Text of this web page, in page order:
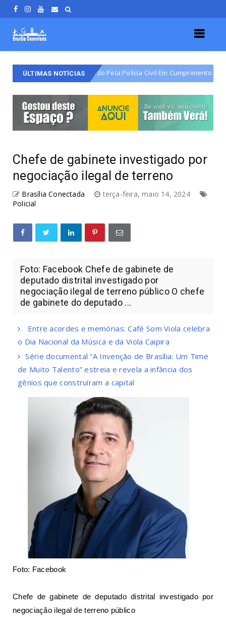
ÚLTIMAS NOTÍCIAS
Varjão É Detido Pela Polícia Civil Em Cumprimento De Mandado De
Chefe de gabinete investigado por
negociação ilegal de terreno
Brasília Conectada
terça-feira, maio 14, 2024
Policial
Foto: Facebook Chefe de gabinete de
deputado distrital investigado por
negociação ilegal de terreno público O chefe
de gabinete do deputado ...
Entre acordes e memórias: Café Som Viola celebra
o Dia Nacional da Música e da Viola Caipira
Série documental “A Invenção de Brasília: Um Time
de Muito Talento” estreia e revela a infância dos
gênios que construíram a capital
Foto: Facebook
Chefe de gabinete de deputado distrital investigado por
negociação ilegal de terreno público